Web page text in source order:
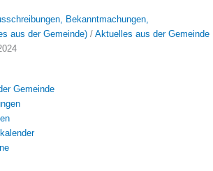
Bekanntmachungen,
aus der Gemeinde) / Aktuelles aus der Gemeinde
Gemeinde